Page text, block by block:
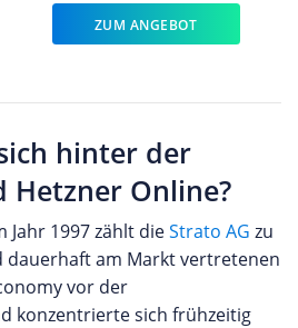
ZUM ANGEBOT
hinter der
Hetzner Online?
1997 zählt dieStrato AG zu
dauerhaft am Markt vertretenen
vor der
konzentrierte sich frühzeitig